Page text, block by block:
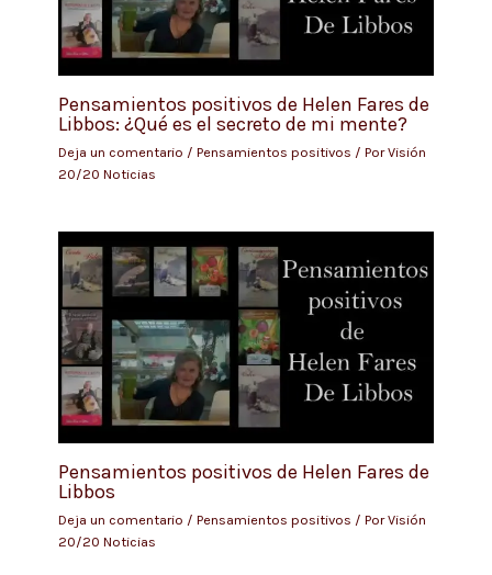
Pensamientos positivos de Helen Fares de
Libbos: ¿Qué es el secreto de mi mente?
Deja un comentario / Pensamientos positivos / PorVisión
20/20 Noticias
Pensamientos positivos de Helen Fares de
Libbos
Deja un comentario / Pensamientos positivos / PorVisión
20/20 Noticias